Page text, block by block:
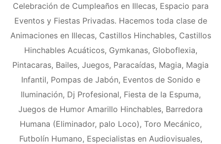
Celebración de Cumpleaños en Illecas, Espacio para
Eventos y Fiestas Privadas. Hacemos toda clase de
Animaciones en Illecas, Castillos Hinchables, Castillos
Hinchables Acuáticos, Gymkanas, Globoflexia,
Pintacaras, Bailes, Juegos, Paracaídas, Magia, Magia
Infantil, Pompas de Jabón, Eventos de Sonido e
Iluminación, Dj Profesional, Fiesta de la Espuma,
Juegos de Humor Amarillo Hinchables, Barredora
Humana (Eliminador, palo Loco), Toro Mecánico,
Futbolín Humano, Especialistas en Audiovisuales,